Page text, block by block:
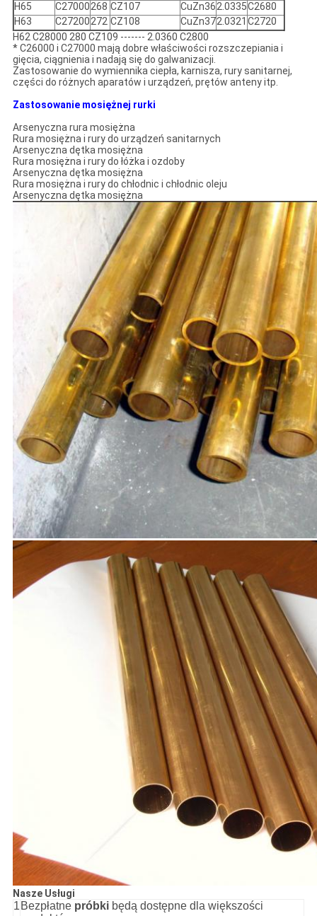
H65
C27000268 CZ107 CuZn362.0335C2680
H63
C27200272 CZ108 CuZn372.0321 C2720
H62 C28000 280 CZ109 ------- 2.0360 C2800
* C26000 i C27000 mają dobre właściwości rozszczepiania i
gięcia, ciągnienia i nadają się do galwanizacji.
Zastosowanie do wymiennika ciepła, karnisza, rury sanitarnej,
części do różnych aparatów i urządzeń, prętów anteny itp.
Zastosowanie mosiężnej rurki
Arsenyczna rura mosiężna
Rura mosiężna i rury do urządzeń sanitarnych
Arsenyczna dętka mosiężna
Rura mosiężna i rury do łóżka i ozdoby
Arsenyczna dętka mosiężna
Rura mosiężna i rury do chłodnic i chłodnic oleju
Arsenyczna dętka mosiężna
Nasze Usługi
1 Bezpłatne próbkibędą dostępne dla większości